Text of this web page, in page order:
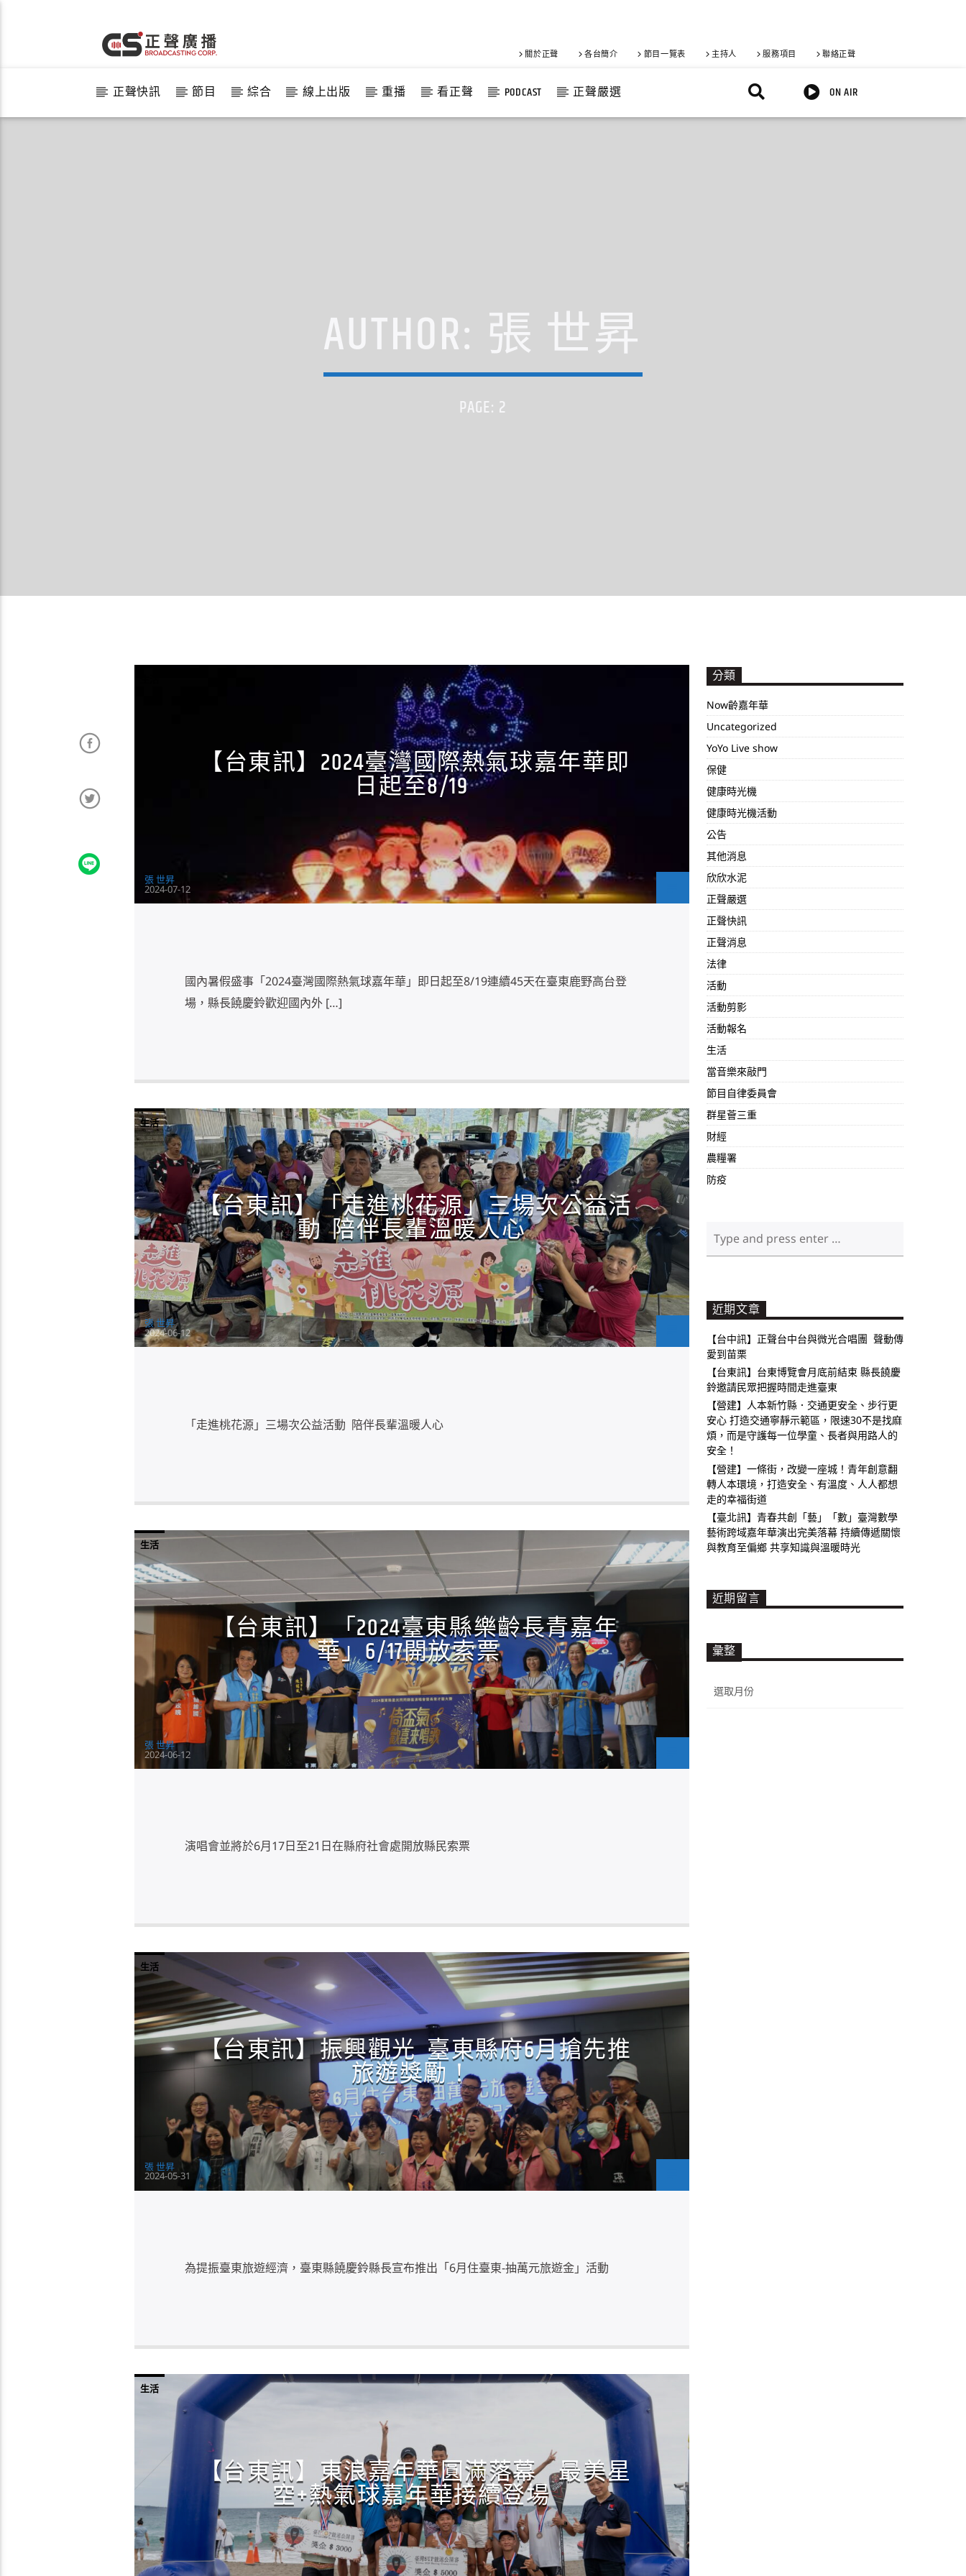
關於正聲 各台簡介 節目一覽表 主持人 服務項目 聯絡正聲
正聲快訊 節目 綜合 線上出版 重播 看正聲 PODCAST 正聲嚴選 ON AIR
AUTHOR: 張 世昇
PAGE: 2
【台東訊】2024臺灣國際熱氣球嘉年華即
日起至8/19
張 世昇
2024-07-12
國內暑假盛事「2024臺灣國際熱氣球嘉年華」即日起至8/19連續45天在臺東鹿野高台登
場，縣長饒慶鈴歡迎國內外 […]
生活
【台東訊】「走進桃花源」三場次公益活
動 陪伴長輩溫暖人心
張 世昇
2024-06-12
「走進桃花源」三場次公益活動 陪伴長輩溫暖人心
生活
【台東訊】「2024臺東縣樂齡長青嘉年
華」6/17開放索票
張 世昇
2024-06-12
演唱會並將於6月17日至21日在縣府社會處開放縣民索票
生活
【台東訊】振興觀光 臺東縣府6月搶先推
旅遊獎勵！
張 世昇
2024-05-31
為提振臺東旅遊經濟，臺東縣饒慶鈴縣長宣布推出「6月住臺東-抽萬元旅遊金」活動
生活
【台東訊】東浪嘉年華圓滿落幕 最美星
空+熱氣球嘉年華接續登場
分類
Now齡嘉年華
Uncategorized
YoYo Live show
保健
健康時光機
健康時光機活動
公告
其他消息
欣欣水泥
正聲嚴選
正聲快訊
正聲消息
法律
活動
活動剪影
活動報名
生活
當音樂來敲門
節目自律委員會
群星薈三重
財經
農糧署
防疫
近期文章
【台中訊】正聲台中台與微光合唱團 聲動傳
愛到苗栗
【台東訊】台東博覽會月底前結束 縣長饒慶
鈴邀請民眾把握時間走進臺東
【營建】人本新竹縣．交通更安全、步行更
安心 打造交通寧靜示範區，限速30不是找麻
煩，而是守護每一位學童、長者與用路人的
安全！
【營建】一條街，改變一座城！青年創意翻
轉人本環境，打造安全、有溫度、人人都想
走的幸福街道
【臺北訊】青春共創「藝」「數」臺灣數學
藝術跨域嘉年華演出完美落幕 持續傳遞關懷
與教育至偏鄉 共享知識與溫暖時光
近期留言
彙整
整